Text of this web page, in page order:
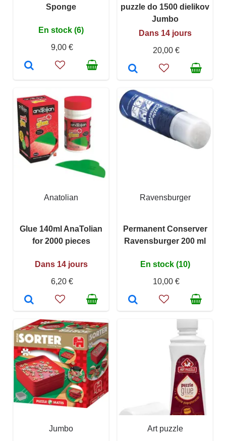
Sponge
En stock (6)
9,00 €
puzzle do 1500 dielikov
Jumbo
Dans 14 jours
20,00 €
Anatolian
Glue 140ml AnaTolian
for 2000 pieces
Dans 14 jours
6,20 €
Ravensburger
Permanent Conserver
Ravensburger 200 ml
En stock (10)
10,00 €
Jumbo Art puzzle